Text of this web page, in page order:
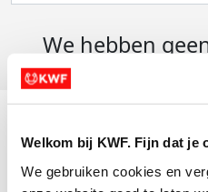
Welkom bij KWF. Fijn dat je
We gebruiken cookies en
We hebben
Actiematerialen
Evenementen